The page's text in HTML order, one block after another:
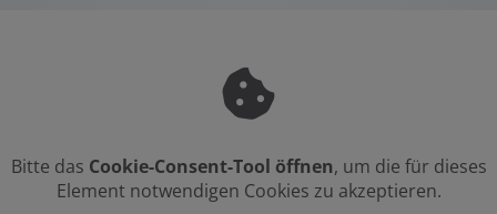
Bitte das Cookie-Consent-Tool öffnen, um die für dieses
Element notwendigen Cookies zu akzeptieren.